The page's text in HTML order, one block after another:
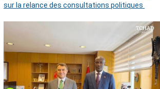
sur la relance des consultations politiques